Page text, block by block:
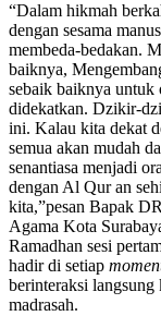
“Dalam hikmah
dengan sesama
membeda-bedakan.
baiknya,
sebaik baiknya untuk
didekatkan. Dzikir-
ini. Kalau kita dekat
semua akan mudah
senantiasa menjadi
dengan Al Qur an
kita,”pesan Bapak
Agama Kota
Ramadhan sesi
hadir di setiap
berinteraksi
madrasah.